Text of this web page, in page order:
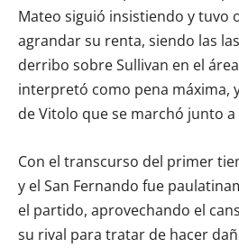
Mateo siguió insistiendo y tuvo
agrandar su renta, siendo las
derribo sobre Sullivan en el
interpretó como pena máxima,
de Vitolo que se marchó junto a
Con el transcurso del primer
y el San Fernando fue
el partido, aprovechando el
su rival para tratar de hacer